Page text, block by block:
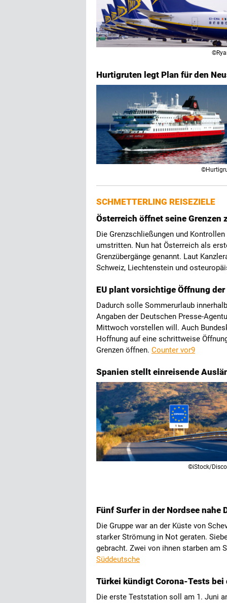
Hurtigruten legt Plan für den
SCHMETTERLING REISEZIELE
Österreich öffnet seine Grenzen
Die Grenzschließungen und
umstritten. Nun hat Österreich als
Grenzübergänge genannt. Laut
Schweiz, Liechtenstein und
EU plant vorsichtige Öffnung
Dadurch solle Sommerurlaub
Angaben der Deutschen Presse-
Mittwoch vorstellen will. Auch
Hoffnung auf eine schrittweise
Grenzen öffnen. Counter vor9
Spanien stellt einreisende
©iStock/
Fünf Surfer in der Nordsee nahe
Die Gruppe war an der Küste von
starker Strömung in Not geraten.
gebracht. Zwei von ihnen starben am
Süddeutsche
Türkei kündigt Corona-Tests bei
Die erste Teststation soll am 1. Juni